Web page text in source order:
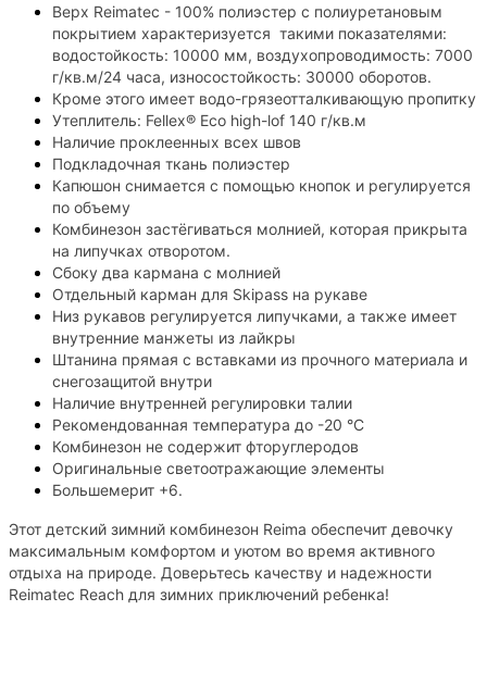
Верх Reimatec - 100% полиэстер с полиуретановым
покрытием характеризуется такими показателями:
водостойкость: 10000 мм, воздухопроводимость: 7000
г/кв.м/24 часа, износостойкость: 30000 оборотов.
Кроме этого имеет водо-грязеотталкивающую пропитку
Утеплитель: Fellex® Eco high-lof 140 г/кв.м
Наличие проклеенных всех швов
Подкладочная ткань полиэстер
Капюшон снимается с помощью кнопок и регулируется
по объему
Комбинезон застёгиваться молнией, которая прикрыта
на липучках отворотом.
Сбоку два кармана с молнией
Отдельный карман для Skipass на рукаве
Низ рукавов регулируется липучками, а также имеет
внутренние манжеты из лайкры
Штанина прямая с вставками из прочного материала и
снегозащитой внутри
Наличие внутренней регулировки талии
Рекомендованная температура до -20 °C
Комбинезон не содержит фторуглеродов
Оригинальные светоотражающие элементы
Большемерит +6.
Этот детский зимний комбинезон Reima обеспечит девочку
максимальным комфортом и уютом во время активного
отдыха на природе. Доверьтесь качеству и надежности
Reimatec Reach для зимних приключений ребенка!